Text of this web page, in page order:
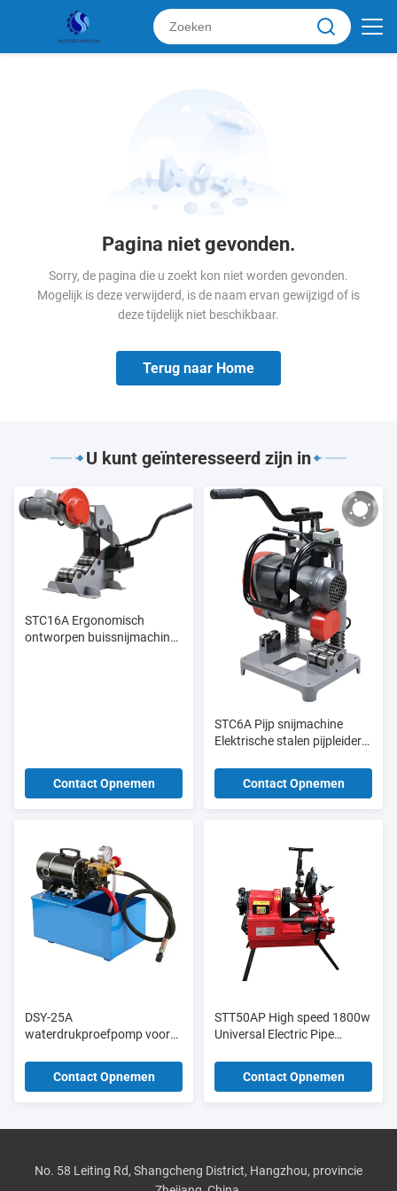
Pagina niet gevonden.
Sorry, de pagina die u zoekt kon niet worden gevonden.
Mogelijk is deze verwijderd, is de naam ervan gewijzigd of is
deze tijdelijk niet beschikbaar.
Terug naar Home
U kunt geïnteresseerd zijn in
STC16A Ergonomisch
ontworpen buissnijmachine
Contact Opnemen
STC6A Pijp snijmachine
Elektrische stalen pijpleider
Contact Opnemen
DSY-25A
waterdrukproefpomp voor
Contact Opnemen
STT50AP High speed 1800w
Universal Electric Pipe
voor pijp
Contact Opnemen
No. 58 Leiting Rd, Shangcheng District, Hangzhou, provincie